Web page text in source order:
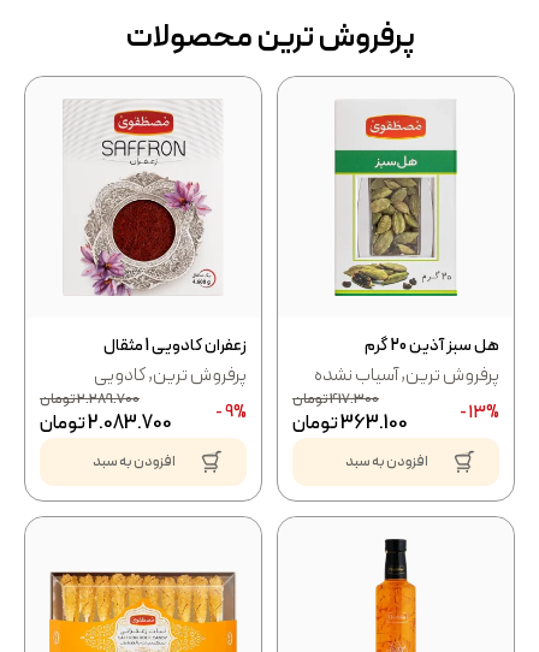
پرفروش ترین محصولات
هل سبز آذین 20 گرم
پرفروش ترین,آسیاب نشده
13% -
417.300تومان
363.100تومان
افزودن به سبد
زعفران کادویی 1 مثقال
پرفروش ترین,کادویی
9% -
2.289.700تومان
2.083.700تومان
افزودن به سبد